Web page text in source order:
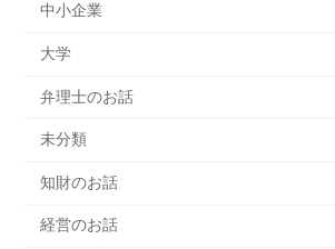
中小企業
大学
弁理士のお話
未分類
知財のお話
経営のお話